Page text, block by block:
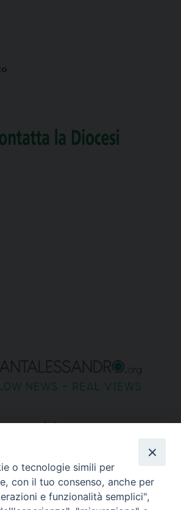
seguici su
o tecnologie simili per
con il tuo consenso, anche per
e funzionalità semplici",